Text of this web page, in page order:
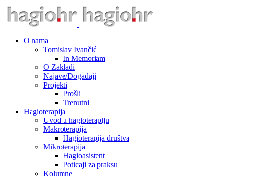
O nama
Tomislav Ivančić
In Memoriam
O Zakladi
Najave/Događaji
Projekti
Prošli
Trenutni
Hagioterapija
Uvod u hagioterapiju
Makroterapija
Hagioterapija društva
Mikroterapija
Hagioasistent
Poticaji za praksu
Kolumne